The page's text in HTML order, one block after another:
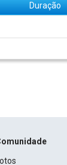
Duração